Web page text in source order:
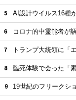
AI設計ウイルス16種
コロナ的中霊能者が
トランプ大統領に「
臨死体験で会った「
19世紀のフリークシ